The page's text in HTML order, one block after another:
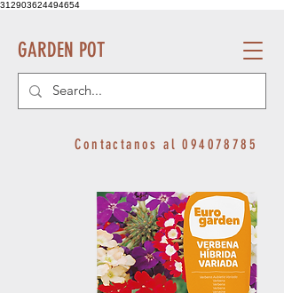
312903624494654
GARDEN POT
Contactanos al094078785